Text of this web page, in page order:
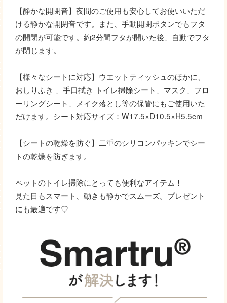
【静かな開閉音】夜間のご使用も安心してお使いいただ
ける静かな開閉音です。また、手動開閉ボタンでもフタ
の開閉が可能です。約2分間フタが開いた後、自動でフタ
が閉じます。
【様々なシートに対応】ウエットティッシュのほかに、
おしりふき 、手口拭き トイレ掃除シート、マスク、フロ
ーリングシート、メイク落とし等の保管にもご使用いた
だけます。シート対応サイズ：W17.5×D10.5×H5.5cm
【シートの乾燥を防ぐ】二重のシリコンパッキンでシー
トの乾燥を防ぎます。
ペットのトイレ掃除にとっても便利なアイテム！
見た目もスマート、動きも静かでスムーズ。プレゼント
にも最適です♡